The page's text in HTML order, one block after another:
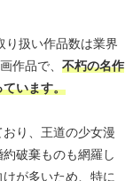
り扱い作品数は業界
作品で、 不朽の名作
ています。
おり、王道の少女漫
破棄ものも網羅し
が多いため、特に